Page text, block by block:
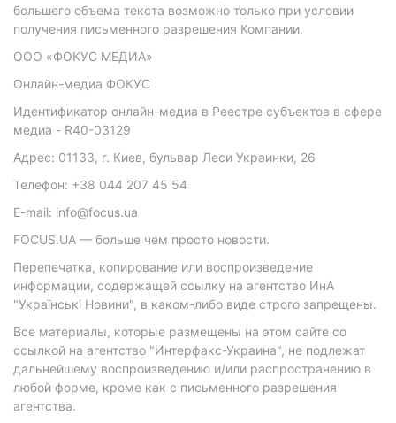
большего объема текста возможно только при условии
получения письменного разрешения Компании.
ООО «ФОКУС МЕДИА»
Онлайн-медиа ФОКУС
Идентификатор онлайн-медиа в Реестре субъектов в сфере
медиа - R40-03129
Адрес: 01133, г. Киев, бульвар Леси Украинки, 26
Телефон: +38 044 207 45 54
E-mail: info@focus.ua
FOCUS.UA — больше чем просто новости.
Перепечатка, копирование или воспроизведение
информации, содержащей ссылку на агентство ИнА
"Українські Новини", в каком-либо виде строго запрещены.
Все материалы, которые размещены на этом сайте со
ссылкой на агентство "Интерфакс-Украина", не подлежат
дальнейшему воспроизведению и/или распространению в
любой форме, кроме как с письменного разрешения
агентства.